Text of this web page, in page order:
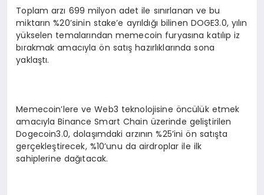
Toplam arzı 699 milyon adet ile sınırlanan ve bu
miktarın %20’sinin stake’e ayrıldığı bilinen DOGE3.0, yılın
yükselen temalarından memecoin furyasına katılıp iz
bırakmak amacıyla ön satış hazırlıklarında sona
yaklaştı.
Memecoin’lere ve Web3 teknolojisine öncülük etmek
amacıyla Binance Smart Chain üzerinde geliştirilen
Dogecoin3.0, dolaşımdaki arzının %25’ini ön satışta
gerçekleştirecek, %10’unu da airdroplar ile ilk
sahiplerine dağıtacak.